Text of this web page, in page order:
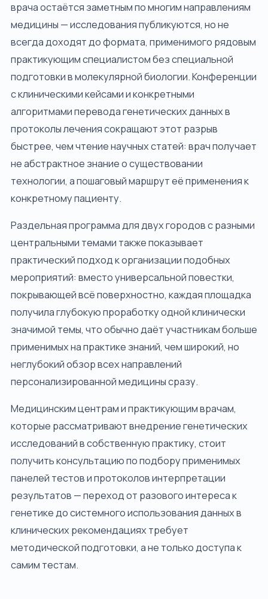
врача остаётся заметным по многим направлениям
медицины — исследования публикуются, но не
всегда доходят до формата, применимого рядовым
практикующим специалистом без специальной
подготовки в молекулярной биологии. Конференции
с клиническими кейсами и конкретными
алгоритмами перевода генетических данных в
протоколы лечения сокращают этот разрыв
быстрее, чем чтение научных статей: врач получает
не абстрактное знание о существовании
технологии, а пошаговый маршрут её применения к
конкретному пациенту.
Раздельная программа для двух городов с разными
центральными темами также показывает
практический подход к организации подобных
мероприятий: вместо универсальной повестки,
покрывающей всё поверхностно, каждая площадка
получила глубокую проработку одной клинически
значимой темы, что обычно даёт участникам больше
применимых на практике знаний, чем широкий, но
неглубокий обзор всех направлений
персонализированной медицины сразу.
Медицинским центрам и практикующим врачам,
которые рассматривают внедрение генетических
исследований в собственную практику, стоит
получить консультацию по подбору применимых
панелей тестов и протоколов интерпретации
результатов — переход от разового интереса к
генетике до системного использования данных в
клинических рекомендациях требует
методической подготовки, а не только доступа к
самим тестам.